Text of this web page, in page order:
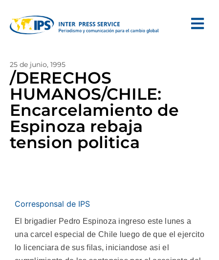
25 de junio, 1995
/DERECHOS
HUMANOS/CHILE:
Encarcelamiento de
Espinoza rebaja
tension politica
Corresponsal de IPS
El brigadier Pedro Espinoza ingreso este lunes a
una carcel especial de Chile luego de que el ejercito
lo licenciara de sus filas, iniciandose asi el